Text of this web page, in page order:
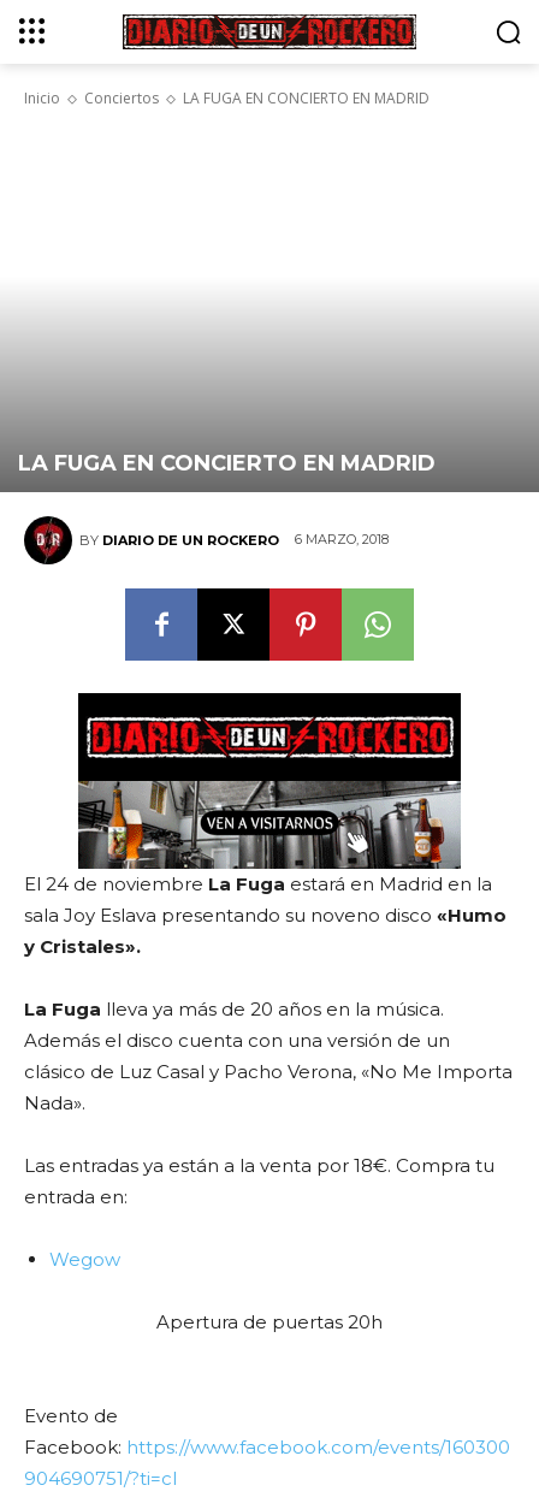
Inicio Conciertos LA FUGA EN CONCIERTO EN MADRID
LA FUGA EN CONCIERTO EN MADRID
BY DIARIO DE UN ROCKERO 6 MARZO, 2018
El 24 de noviembre La Fuga estará en Madrid en la
sala Joy Eslava presentando su noveno disco «Humo
y Cristales».
La Fuga lleva ya más de 20 años en la música.
Además el disco cuenta con una versión de un
clásico de Luz Casal y Pacho Verona, «No Me Importa
Nada».
Las entradas ya están a la venta por 18€. Compra tu
entrada en:
Wegow
Apertura de puertas 20h
Evento de
Facebook: https://www.facebook.com/events/160300
904690751/?ti=cl